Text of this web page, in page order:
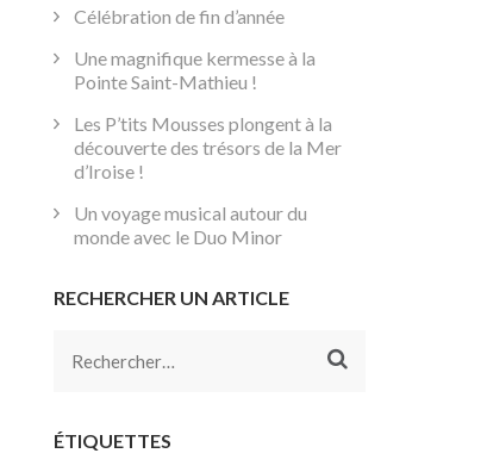
Célébration de fin d’année
Une magnifique kermesse à la
Pointe Saint-Mathieu !
Les P’tits Mousses plongent à la
découverte des trésors de la Mer
d’Iroise !
Un voyage musical autour du
monde avec le Duo Minor
RECHERCHER UN ARTICLE
Rechercher :
ÉTIQUETTES